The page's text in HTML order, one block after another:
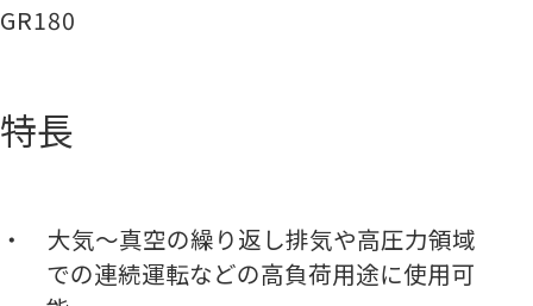
GR180
特長
大気～真空の繰り返し排気や高圧力領域
での連続運転などの高負荷用途に使用可